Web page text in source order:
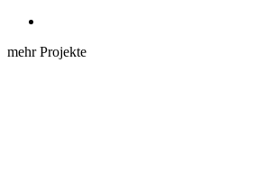
mehr Projekte